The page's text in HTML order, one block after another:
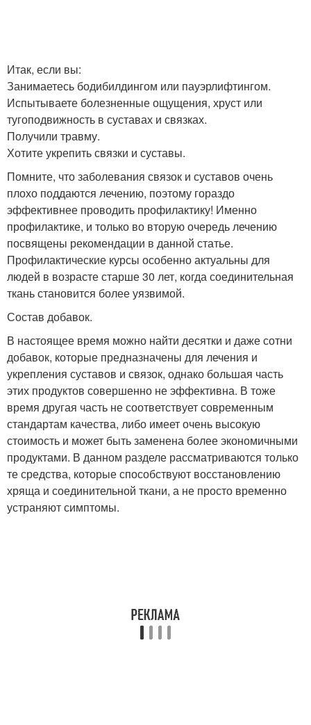
Итак, если вы:
Занимаетесь бодибилдингом или пауэрлифтингом.
Испытываете болезненные ощущения, хруст или
тугоподвижность в суставах и связках.
Получили травму.
Хотите укрепить связки и суставы.
Помните, что заболевания связок и суставов очень
плохо поддаются лечению, поэтому гораздо
эффективнее проводить профилактику! Именно
профилактике, и только во вторую очередь лечению
посвящены рекомендации в данной статье.
Профилактические курсы особенно актуальны для
людей в возрасте старше 30 лет, когда соединительная
ткань становится более уязвимой.
Состав добавок.
В настоящее время можно найти десятки и даже сотни
добавок, которые предназначены для лечения и
укрепления суставов и связок, однако большая часть
этих продуктов совершенно не эффективна. В тоже
время другая часть не соответствует современным
стандартам качества, либо имеет очень высокую
стоимость и может быть заменена более экономичными
продуктами. В данном разделе рассматриваются только
те средства, которые способствуют восстановлению
хряща и соединительной ткани, а не просто временно
устраняют симптомы.